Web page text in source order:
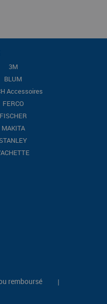
3M
BLUM
Accessoires
FERCO
FISCHER
MAKITA
STANLEY
remboursé
|